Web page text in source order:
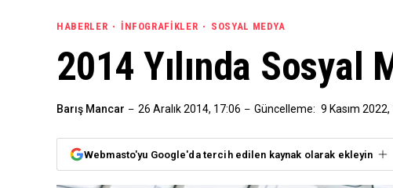
HABERLER İNFOGRAFIKLER SOSYAL MEDYA
2014 Yılında
Barış Mancar 26 Aralık 2014, 17:06 Güncelleme: 9 Kasım 2022,
Webmasto'yu Google'da tercih edilen kaynak olarak ekleyin